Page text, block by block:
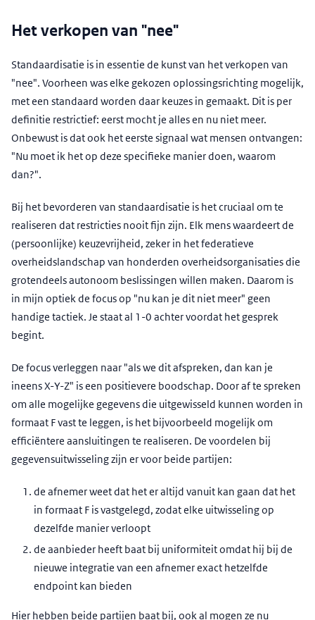
Het verkopen van "nee"
Standaardisatie is in essentie de kunst van het verkopen van
"nee". Voorheen was elke gekozen oplossingsrichting mogelijk,
met een standaard worden daar keuzes in gemaakt. Dit is per
definitie restrictief: eerst mocht je alles en nu niet meer.
Onbewust is dat ook het eerste signaal wat mensen ontvangen:
"Nu moet ik het op deze specifieke manier doen, waarom
dan?".
Bij het bevorderen van standaardisatie is het cruciaal om te
realiseren dat restricties nooit fijn zijn. Elk mens waardeert de
(persoonlijke) keuzevrijheid, zeker in het federatieve
overheidslandschap van honderden overheidsorganisaties die
grotendeels autonoom beslissingen willen maken. Daarom is
in mijn optiek de focus op "nu kan je dit niet meer" geen
handige tactiek. Je staat al 1-0 achter voordat het gesprek
begint.
De focus verleggen naar "als we dit afspreken, dan kan je
ineens X-Y-Z" is een positievere boodschap. Door af te spreken
om alle mogelijke gegevens die uitgewisseld kunnen worden in
formaat F vast te leggen, is het bijvoorbeeld mogelijk om
efficiëntere aansluitingen te realiseren. De voordelen bij
gegevensuitwisseling zijn er voor beide partijen:
de afnemer weet dat het er altijd vanuit kan gaan dat het
in formaat F is vastgelegd, zodat elke uitwisseling op
dezelfde manier verloopt
de aanbieder heeft baat bij uniformiteit omdat hij bij de
nieuwe integratie van een afnemer exact hetzelfde
endpoint kan bieden
Hier hebben beide partijen baat bij, ook al mogen ze nu